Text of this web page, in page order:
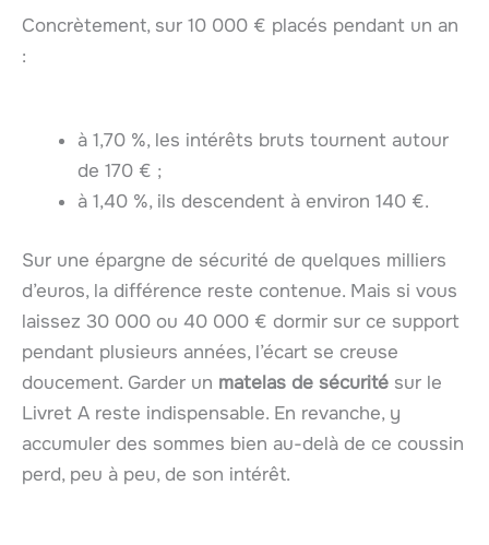
Concrètement, sur 10 000 € placés pendant un an
:
à 1,70 %, les intérêts bruts tournent autour
de 170 € ;
à 1,40 %, ils descendent à environ 140 €.
Sur une épargne de sécurité de quelques milliers
d’euros, la différence reste contenue. Mais si vous
laissez 30 000 ou 40 000 € dormir sur ce support
pendant plusieurs années, l’écart se creuse
doucement. Garder un matelas de sécurité sur le
Livret A reste indispensable. En revanche, y
accumuler des sommes bien au-delà de ce coussin
perd, peu à peu, de son intérêt.